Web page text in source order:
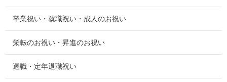
卒業祝い・就職祝い・成人のお祝い
栄転のお祝い・昇進のお祝い
退職・定年退職祝い